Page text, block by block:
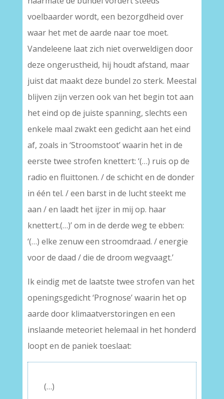
voelbaarder wordt, een bezorgdheid over
waar het met de aarde naar toe moet.
Vandeleene laat zich niet overweldigen door
deze ongerustheid, hij houdt afstand, maar
juist dat maakt deze bundel zo sterk. Meestal
blijven zijn verzen ook van het begin tot aan
het eind op de juiste spanning, slechts een
enkele maal zwakt een gedicht aan het eind
af, zoals in ‘Stroomstoot’ waarin het in de
eerste twee strofen knettert: ‘(…) ruis op de
radio en fluittonen. / de schicht en de donder
in één tel. / een barst in de lucht steekt me
aan / en laadt het ijzer in mij op. haar
knettert.(…)’ om in de derde weg te ebben:
‘(…) elke zenuw een stroomdraad. / energie
voor de daad / die de droom wegvaagt.’
Ik eindig met de laatste twee strofen van het
openingsgedicht ‘Prognose’ waarin het op
aarde door klimaatverstoringen en een
inslaande meteoriet helemaal in het honderd
loopt en de paniek toeslaat:
(…)